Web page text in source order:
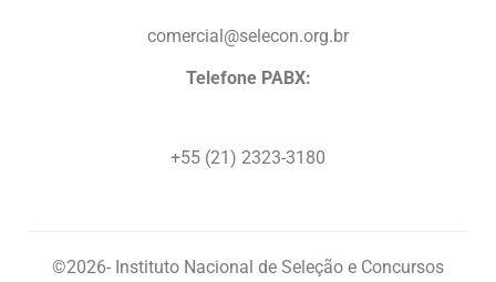
comercial@selecon.org.br
Telefone PABX:
+55 (21) 2323-3180
©2026- Instituto Nacional de Seleção e Concursos